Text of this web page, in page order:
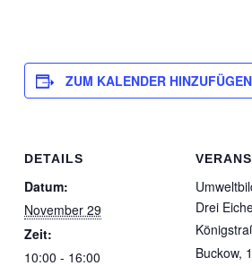
ZUM KALENDER HINZUFÜGEN
DETAILS
Datum:
November 29
Zeit:
10:00 - 16:00
Drei
Buckow,